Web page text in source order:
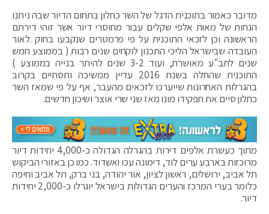
מדובר כאמור בתוכנית הדגל של השר כחלון בתחום הדיור שבה ניתנו
הנחות של מאות אלפי שקלים עבור מחוסרי דיור אשר זוהי דירתם
הראשונה וכן לזכאי התוכנית על פי פרמטרים שנקבעו בחוק .לאור
העובדה שבישראל הליכי התכנון לוקחים שנים רבות ( בממוצע חמש
שנים לתב"ע מאושרת, ועוד 3-2 שנים להיתר בנייה בממוצע )
התוכנית שהחלה בשנת 2016 עדיין ממשיכה ותסתיים בקרוב
בהגרלות האחרונות שייערכו לזכאים מהעבר, אף על פי שמאז השר
כחלון סיים את תפקידו מונו מאז שני שרי אוצר ושיכון חדשים.
מתוך כעשרת אלפים דירות בהגרלה הגדולה כ-4,000 יחידות דיור
מרוכזות בארבע ערים לוד, דימונה עכו ואשדוד. כמו כן באזורי הביקוש
תל אביב, ירושלים, ראשון לציון, אור יהודה, בני ברק, תל אביב וחיפה
כלומר בערי המרכז והערים הגדולות בישראל יוגרלו כ-2,000 יחידות
דיור.